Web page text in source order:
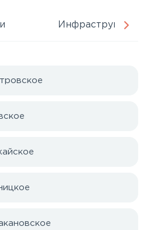
Инфраструктура